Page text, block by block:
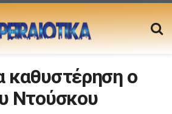
καθυστέρηση ο
Ντούσκου